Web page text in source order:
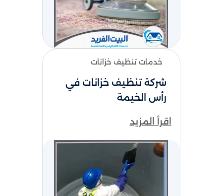
خدمات تنظيف خزانات
شركة تنظيف خزانات​ في
رأس الخيمة
اقرأ المزيد